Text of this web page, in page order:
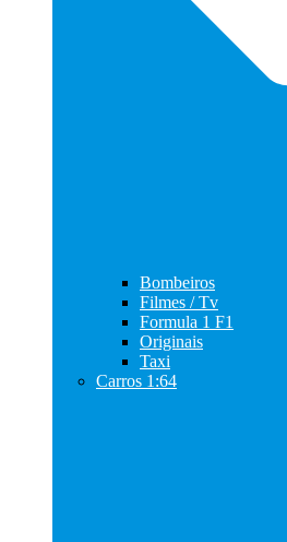
Bombeiros
Filmes / Tv
Formula 1 F1
Originais
Taxi
Carros 1:64